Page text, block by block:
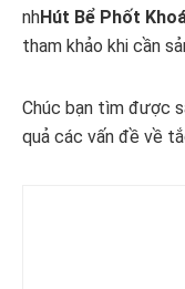
nhHút Bể Phốt
tham khảo khi cần
Chúc bạn tìm được
quả các vấn đề về